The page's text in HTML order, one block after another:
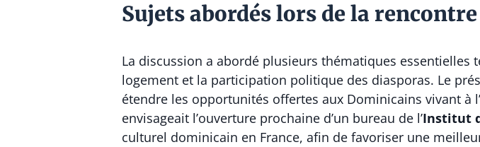
Sujets abordés lors de la rencontre
La discussion a abordé plusieurs thématiques essentielles
logement et la participation politique des diasporas. Le
étendre les opportunités offertes aux Dominicains vivant à
envisageait l’ouverture prochaine d’un bureau de l’Institut
culturel dominicain en France, afin de favoriser une